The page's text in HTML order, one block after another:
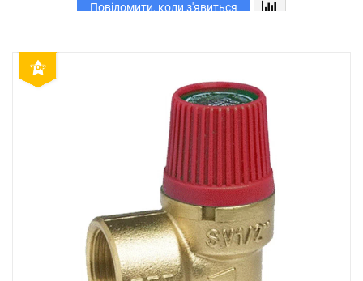
Повідомити, коли з'явиться